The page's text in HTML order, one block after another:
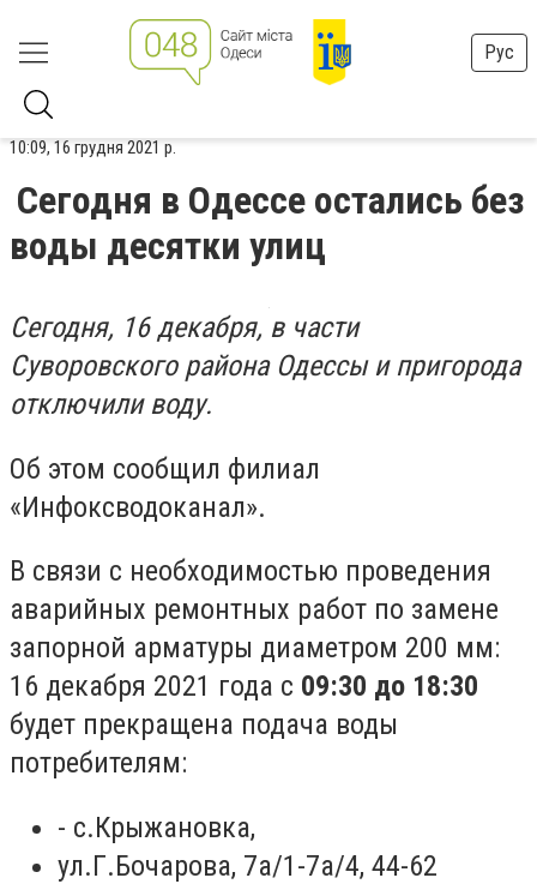
Рус
10:09, 16 грудня 2021 р.
Сегодня в Одессе остались без
воды десятки улиц
Сегодня, 16 декабря, в части
Суворовского района Одессы и пригорода
отключили воду.
Об этом сообщил филиал
«Инфоксводоканал».
В связи с необходимостью проведения
аварийных ремонтных работ по замене
запорной арматуры диаметром 200 мм:
16 декабря 2021 года с 09:30 до 18:30
будет прекращена подача воды
потребителям:
- с.Крыжановка,
ул.Г.Бочарова, 7а/1-7а/4, 44-62